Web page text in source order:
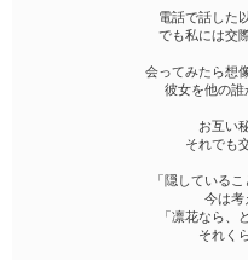
電話で話した
でも私には交
会ってみたら想
彼女を他の誰
お互い
それでも
「隠している
今は考
「凛花なら、
それく